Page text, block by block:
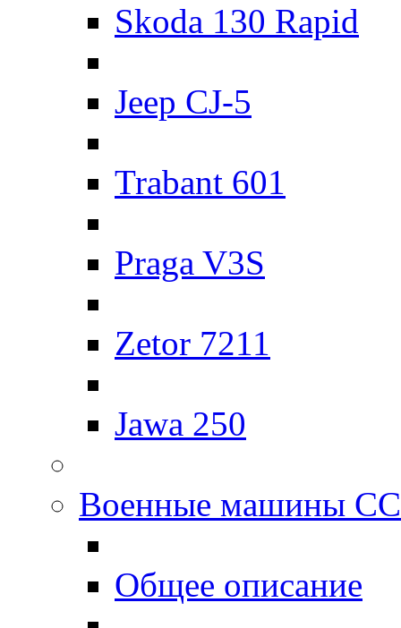
Skoda 130 Rapid
Jeep CJ-5
Trabant 601
Praga V3S
Zetor 7211
Jawa 250
Военные машины
Общее описание